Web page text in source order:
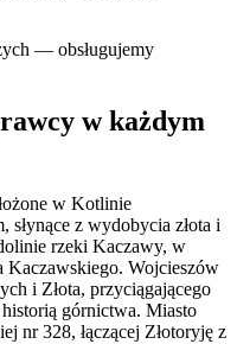
— obsługujemy
w każdym
w Kotlinie
z wydobycia złota i
rzeki Kaczawy, w
Kaczawskiego. Wojcieszów
i Złota, przyciągającego
górnictwa. Miasto
nr 328, łączącej Złotoryję z